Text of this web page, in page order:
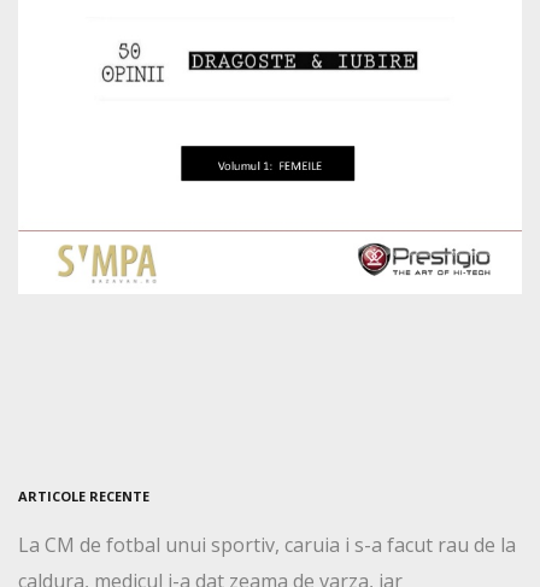
ARTICOLE RECENTE
La CM de fotbal unui sportiv, caruia i s-a facut rau de la
caldura, medicul i-a dat zeama de varza, iar